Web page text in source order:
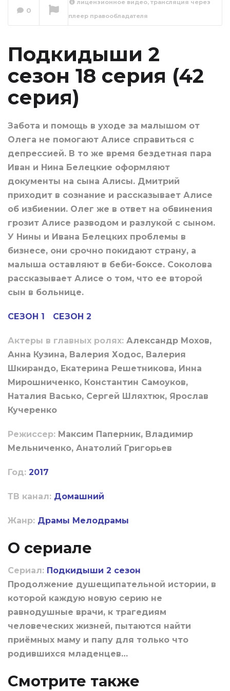
сезон 19 серия (43
0
лицензионное видео, трансляция через
плеер правообладателя
Подкидыши 2
сезон 18 серия (42
серия)
Забота и помощь в уходе за малышом от
Олега не помогают Алисе справиться с
депрессией. В то же время бездетная пара
Иван и Нина Белецкие оформляют
документы на сына Алисы. Дмитрий
приходит в сознание и рассказывает Алисе
об избиении. Олег же в ответ на обвинения
грозит Алисе разводом и разлукой с сыном.
У Нины и Ивана Белецких проблемы в
бизнесе, они срочно покидают страну, а
малыша оставляют в беби-боксе. Соколова
рассказывает Алисе о том, что ее второй
сын в больнице.
СЕЗОН 1 СЕЗОН 2
Актеры в главных ролях: Александр Мохов,
Анна Кузина, Валерия Ходос, Валерия
Шкирандо, Екатерина Решетникова, Инна
Мирошниченко, Константин Самоуков,
Наталия Васько, Сергей Шляхтюк, Ярослав
Кучеренко
Режиссер: Максим Паперник, Владимир
Мельниченко, Анатолий Григорьев
Год: 2017
ТВ канал: Домашний
Жанр: Драмы Мелодрамы
О сериале
Сериал: Подкидыши 2 сезон
Продолжение душещипательной истории, в
которой каждую новую серию не
равнодушные врачи, к трагедиям
человеческих жизней, пытаются найти
приёмных маму и папу для только что
родившихся младенцев…
Смотрите также